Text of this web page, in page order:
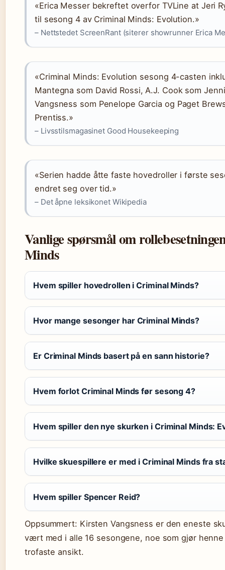
«Erica Messer bekreftet overfor TVLine at Jeri
til sesong 4 av Criminal Minds: Evolution.»
– Nettstedet ScreenRant (siterer showrunner Erica
«Criminal Minds: Evolution sesong 4-casten
Mantegna som David Rossi, A.J. Cook som
Vangsness som Penelope Garcia og Paget
Prentiss.»
– Livsstilsmagasinet Good Housekeeping
«Serien hadde åtte faste hovedroller i første
endret seg over tid.»
– Det åpne leksikonet Wikipedia
Vanlige spørsmål om
Minds
Hvem spiller hovedrollen i Criminal Minds?
Hvor mange sesonger har Criminal Minds?
Er Criminal Minds basert på en sann historie?
Hvem forlot Criminal Minds før sesong 4?
Hvem spiller den nye skurken i Criminal Minds:
Hvilke skuespillere er med i Criminal Minds fra
Hvem spiller Spencer Reid?
Oppsummert: Kirsten Vangsness er den eneste
vært med i alle 16 sesongene, noe som gjør
trofaste ansikt.